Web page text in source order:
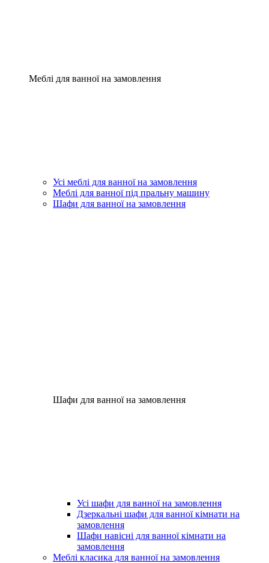
Меблі для ванної на замовлення
Усі меблі для ванної на замовлення
Меблі для ванної під пральну машину
Шафи для ванної на замовлення
Шафи для ванної на замовлення
Усі шафи для ванної на замовлення
Дзеркальні шафи для ванної кімнати на
замовлення
Шафи навісні для ванної кімнати на
замовлення
Меблі класика для ванної на замовлення